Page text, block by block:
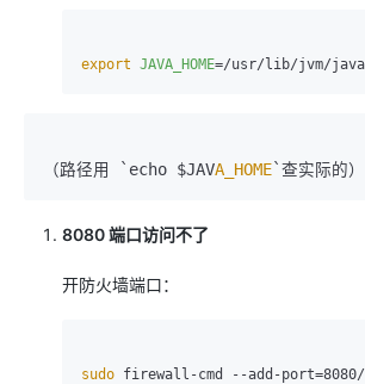
export JAVA_HOME
（路径用 `echo $JAVA_HOME
8080 端口访问不了
开防火墙端口：
sudo